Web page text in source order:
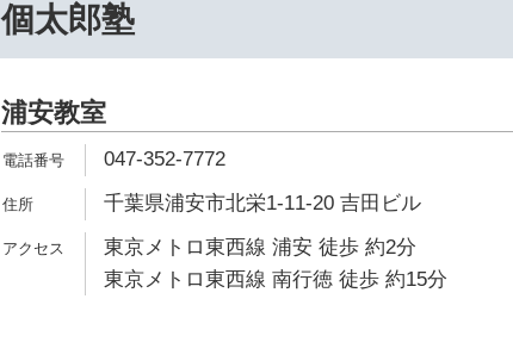
個太郎塾
浦安教室
047-352-7772
千葉県浦安市北栄1-11-20 吉田ビル
東京メトロ東西線 浦安 徒歩 約2分
東京メトロ東西線 南行徳 徒歩 約15分